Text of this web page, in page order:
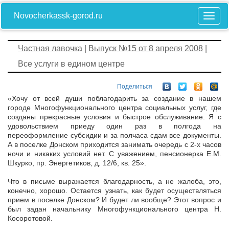
Novocherkassk-gorod.ru
Частная лавочка Выпуск №15 от 8 апреля 2008
Все услуги в едином центре
Поделиться
«Хочу от всей души поблагодарить за создание в нашем
городе Многофункционального центра социальных услуг, где
созданы прекрасные условия и быстрое обслуживание. Я с
удовольствием приеду один раз в полгода на
переоформление субсидии и за полчаса сдам все документы.
А в поселке Донском приходится занимать очередь с 2-х часов
ночи и никаких условий нет. С уважением, пенсионерка Е.М.
Шкурко, пр. Энергетиков, д. 12/6, кв. 25».
Что в письме выражается благодарность, а не жалоба, это,
конечно, хорошо. Остается узнать, как будет осуществляться
прием в поселке Донском? И будет ли вообще? Этот вопрос и
был задан начальнику Многофункционального центра Н.
Косоротовой.